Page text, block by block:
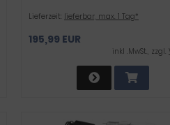
Lieferzeit: lieferbar, max. 1 Tag*
195,99 EUR
inkl .MwSt., zzgl.